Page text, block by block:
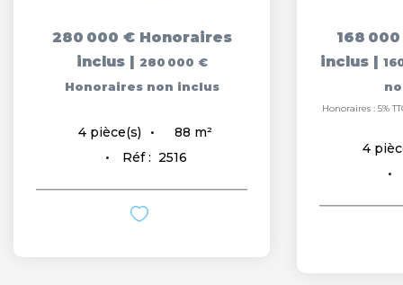
280 000 € Honoraires
inclus | 280 000 €
Honoraires non inclus
4 pièce(s) 88 m²
Réf : 2516
168
inclus |
Honoraires : 5%
4